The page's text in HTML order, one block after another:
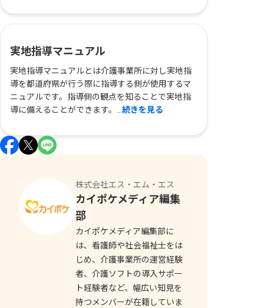
実地指導マニュアル
実地指導マニュアルとは介護事業所に対し実地指
導を都道府県が行う際に指導する側が使用するマ
ニュアルです。指導側の観点を知ることで実地指
導に備えることができます。...続きを見る
株式会社エス・エム・エス
カイポケメディア編集
部
カイポケメディア編集部に
は、看護師や社会福祉士をは
じめ、介護事業所の運営経験
者、介護ソフトの導入サポー
ト経験者など、幅広い知見を
持つメンバーが在籍していま